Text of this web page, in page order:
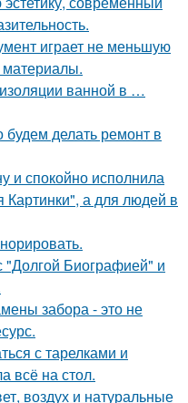
играет не меньшую
ванной в …
делать ремонт в
и спокойно исполнила
Картинки", а для людей в
"Долгой Биографией" и
забора - это не
с тарелками и
всё на стол.
воздух и натуральные